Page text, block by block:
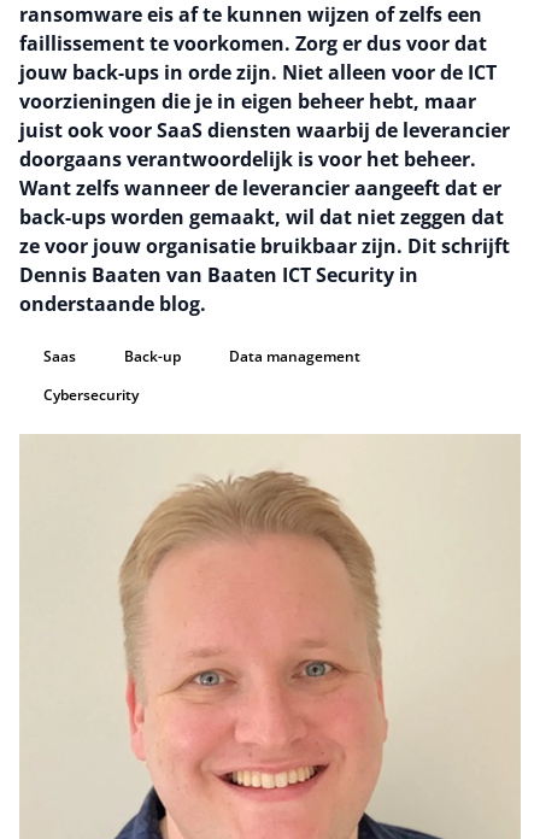
ransomware eis af te kunnen wijzen of zelfs een
faillissement te voorkomen. Zorg er dus voor dat
jouw back-ups in orde zijn. Niet alleen voor de ICT
voorzieningen die je in eigen beheer hebt, maar
juist ook voor SaaS diensten waarbij de leverancier
doorgaans verantwoordelijk is voor het beheer.
Want zelfs wanneer de leverancier aangeeft dat er
back-ups worden gemaakt, wil dat niet zeggen dat
ze voor jouw organisatie bruikbaar zijn. Dit schrijft
Dennis Baaten van Baaten ICT Security in
onderstaande blog.
Saas Back-up
Data management
Cybersecurity